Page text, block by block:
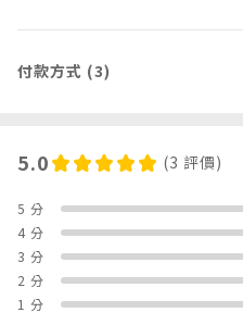
付款方式 (3)
5.0 (3 評價)
5 分
4 分
3 分
2 分
1 分